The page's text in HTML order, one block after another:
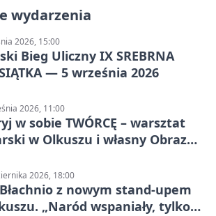
wydarzenia
2026, 15:00
Bieg Uliczny IX SREBRNA
— 5 września 2026
2026, 11:00
w sobie TWÓRCĘ – warsztat
w Olkuszu i własny Obraz
2026, 18:00
z nowym stand-upem
„Naród wspaniały, tylko